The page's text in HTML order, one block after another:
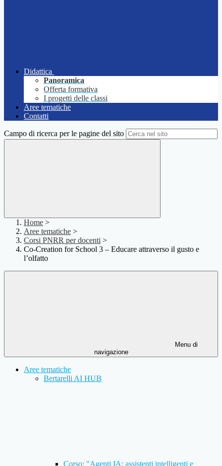
Didattica
Panoramica
Offerta formativa
I progetti delle classi
Aree tematiche
Contatti
Campo di ricerca per le pagine del sito
Home >
Aree tematiche >
Corsi PNRR per docenti >
Co-Creation for School 3 – Educare attraverso il gusto e
l’olfatto
Menu di
navigazione
Aree tematiche
Bertarelli AI HUB
Corso: "Agenti IA: assistenti intelligenti e